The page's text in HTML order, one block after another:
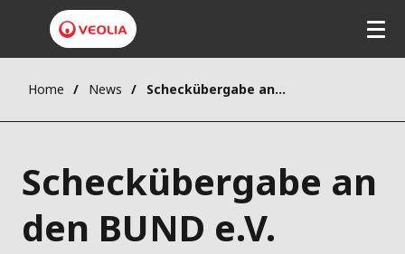
Home News Scheckübergabe an den BUND e.V.
Scheckübergabe an
den BUND e.V.